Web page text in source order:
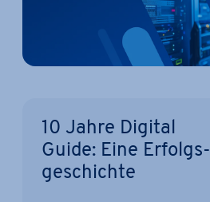
10 Jahre Digital
Guide: Eine Er­folgs­
ge­schich­te